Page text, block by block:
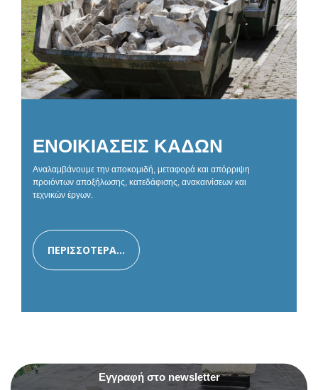
ΕΝΟΙΚΙΑΣΕΙΣ ΚΑΔΩΝ
Αναλαμβάνουμε την αποκομιδή, μεταφορά και απόρριψη
προιόντων αποξήλωσης, κατεδάφισης, ανακαινίσεων και
τεχνικών έργων.
ΠΕΡΙΣΣΟΤΕΡΑ...
Εγγραφή στο newsletter